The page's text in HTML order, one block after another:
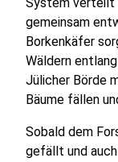
gemeinsam
Borkenkäfer
Wäldern
Jülicher Börde
Bäume fällen
Sobald dem
gefällt und